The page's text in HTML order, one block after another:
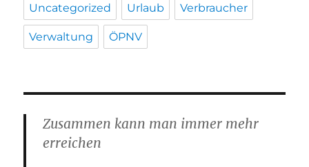
Uncategorized Urlaub Verbraucher
Verwaltung ÖPNV
Zusammen kann man immer mehr
erreichen